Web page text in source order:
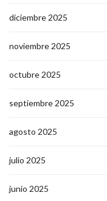
diciembre 2025
noviembre 2025
octubre 2025
septiembre 2025
agosto 2025
julio 2025
junio 2025